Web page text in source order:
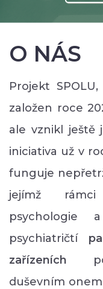
O NÁS
Projekt
založen roce
ale vznikl ještě
iniciativa už v
funguje
jejímž
psychologie
psychiatričtí
zařízeních
duševním